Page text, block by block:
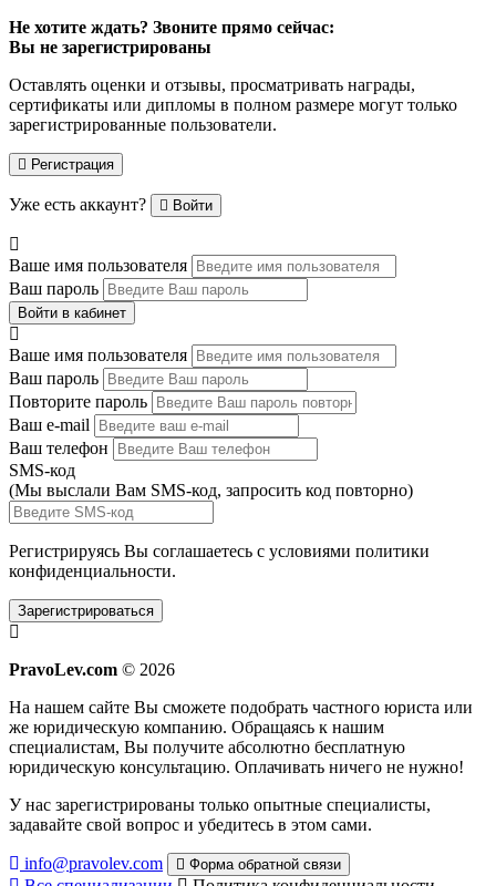
Не хотите ждать? Звоните прямо сейчас:
Вы не зарегистрированы
Оставлять оценки и отзывы, просматривать награды,
сертификаты или дипломы в полном размере могут только
зарегистрированные пользователи.
Регистрация
Уже есть аккаунт? Войти
Ваше имя пользователя
Ваш пароль
Войти в кабинет
Ваше имя пользователя
Ваш пароль
Повторите пароль
Ваш e-mail
Ваш телефон
SMS-код
(Мы выслали Вам SMS-код, запросить код повторно)
Регистрируясь Вы соглашаетесь с условиями политики
конфиденциальности.
Зарегистрироваться
PravoLev.com © 2026
На нашем сайте Вы сможете подобрать частного юриста или
же юридическую компанию. Обращаясь к нашим
специалистам, Вы получите абсолютно бесплатную
юридическую консультацию. Оплачивать ничего не нужно!
У нас зарегистрированы только опытные специалисты,
задавайте свой вопрос и убедитесь в этом сами.
info@pravolev.com Форма обратной связи